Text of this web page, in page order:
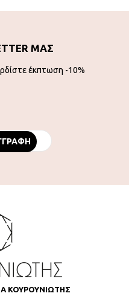
ΜΑΣ
έκπτωση -10%
ΚΟΥΡΟΥΝΙΩΤΗΣ